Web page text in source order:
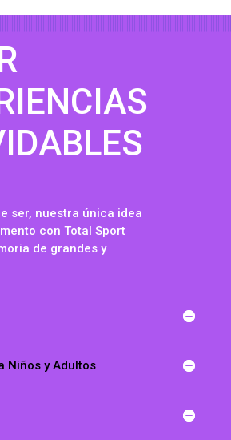
ser, nuestra única idea
con Total Sport
de grandes y
Niños y Adultos